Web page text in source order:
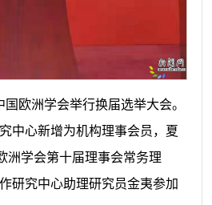
欧洲学会举行换届选举大会。
中心新增为机构理事会员，夏
洲学会第十届理事会常务理
研究中心助理研究员金夷参加